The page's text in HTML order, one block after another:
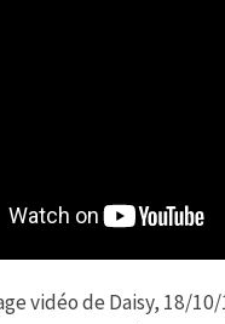
vidéo de Daisy, 18/